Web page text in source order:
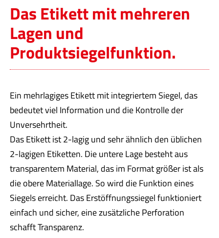
Das Etikett mit mehreren
Lagen und
Produktsiegelfunktion.
Ein mehrlagiges Etikett mit integriertem Siegel, das
bedeutet viel Information und die Kontrolle der
Unversehrtheit.
Das Etikett ist 2-lagig und sehr ähnlich den üblichen
2-lagigen Etiketten. Die untere Lage besteht aus
transparentem Material, das im Format größer ist als
die obere Materiallage. So wird die Funktion eines
Siegels erreicht. Das Erstöffnungssiegel funktioniert
einfach und sicher, eine zusätzliche Perforation
schafft Transparenz.